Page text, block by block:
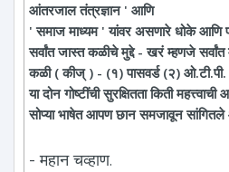
आंतरजाल तंत्रज्ञान ' आणि
' समाज माध्यम ' यांवर असणारे धोके आणि
सर्वांत जास्त कळीचे मुद्दे - खरं म्हणजे सर्वांत
कळी ( कीज् ) - (१) पासवर्ड (२) ओ.टी.पी.
या दोन गोष्टींची सुरक्षितता किती
सोप्या भाषेत आपण छान समजावून
- महान चव्हाण.